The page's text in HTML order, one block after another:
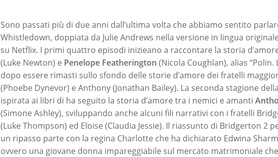
Sono passati più di due anni dall’ultima volta che abbiamo sentito
Whistledown, doppiata da Julie Andrews nella versione in lingua
su Netflix. I primi quattro episodi inizieano a raccontare la storia
(Luke Newton) e Penelope Featherington (Nicola Coughlan), alias “Polin.
dopo essere rimasti sullo sfondo delle storie d’amore dei fratelli
(Phoebe Dynevor) e Anthony (Jonathan Bailey). La seconda stagione
ispirata ai libri di ha seguito la storia d’amore tra i nemici e amanti
(Simone Ashley), sviluppando anche alcuni fili narrativi con i fratelli
(Luke Thompson) ed Eloise (Claudia Jessie). Il riassunto di Bridgerton 2
un ripasso parte con la regina Charlotte che ha dichiarato Edwina
ovvero una giovane donna impareggiabile sul mercato matrimoniale